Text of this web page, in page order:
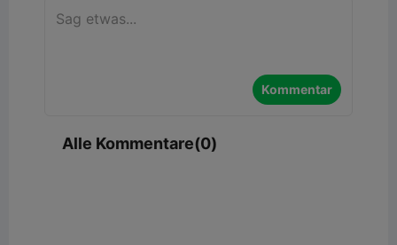
Kommentar
Alle Kommentare(0)